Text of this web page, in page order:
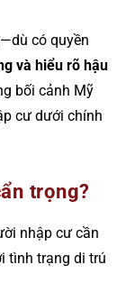
có quyền
và hiểu rõ hậu
bối cảnh Mỹ
cư dưới chính
trọng?
nhập cư cần
tình trạng di trú